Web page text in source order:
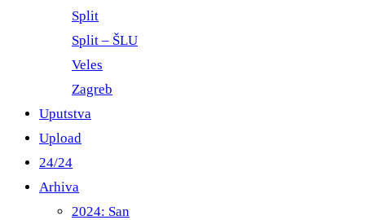
Split
Split – ŠLU
Veles
Zagreb
Uputstva
Upload
24/24
Arhiva
2024: San